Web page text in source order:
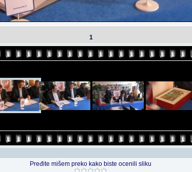
1
Pređite mišem preko kako biste ocenili sliku